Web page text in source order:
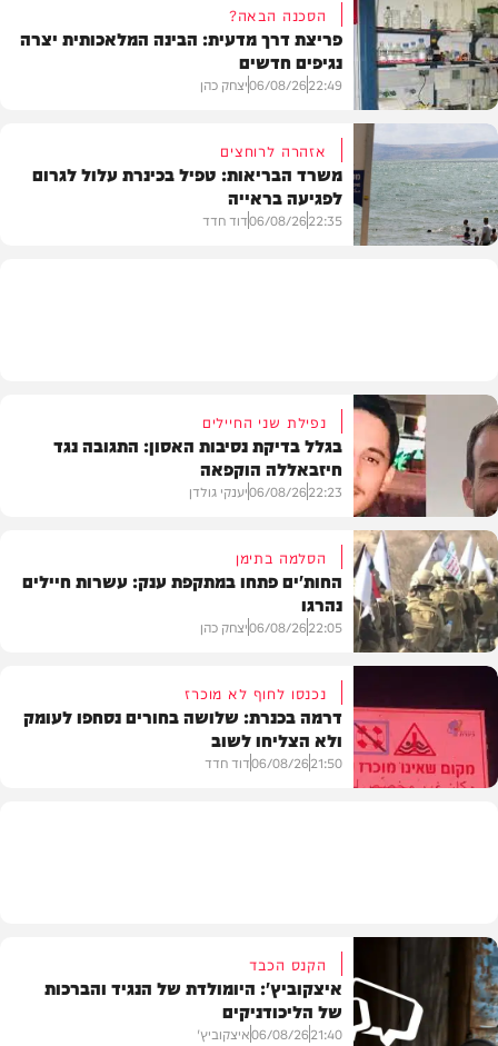
פוליטי
בריאות
הסכנה הבאה?
פריצת דרך מדעית: הבינה המלאכותית יצרה
נגיפים חדשים
22:49
06/08/26יצחק כהן
אזהרה לרוחצים
משרד הבריאות: טפיל בכינרת עלול לגרום
לפגיעה בראייה
22:35
06/08/26דוד חדד
צבא וביטחון
נפילת שני החיילים
בגלל בדיקת נסיבות האסון: התגובה נגד
חיזבאללה הוקפאה
22:23
06/08/26יענקי גולדן
בעולם
הסלמה בתימן
החות'ים פתחו במתקפת ענק: עשרות חיילים
נהרגו
22:05
06/08/26יצחק כהן
נכנסו לחוף לא מוכרז
דרמה בכנרת: שלושה בחורים נסחפו לעומק
ולא הצליחו לשוב
21:50
06/08/26דוד חדד
הקנס הכבד
איצקוביץ': היומולדת של הנגיד והברכות
של הליכודניקים
21:40
06/08/26איצקוביץ'